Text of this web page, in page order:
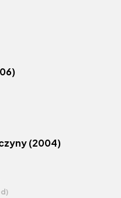
(2004)